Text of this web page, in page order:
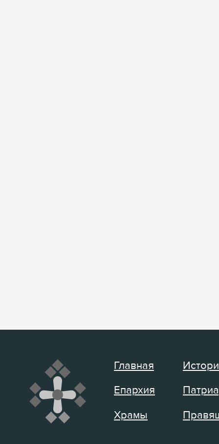
Главная
Епархия
Храмы